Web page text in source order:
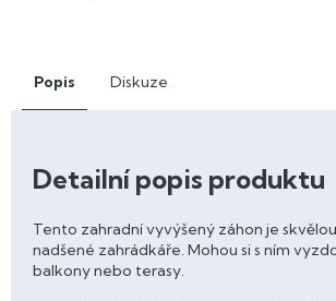
Popis Diskuze
Detailní popis produktu
Tento zahradní vyvýšený záhon je
nadšené zahrádkáře. Mohou si s ním
balkony nebo terasy.